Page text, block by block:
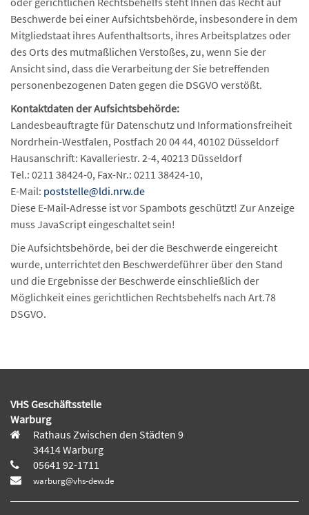
Beschwerde bei einer Aufsichtsbehörde, insbesondere in dem
Mitgliedstaat ihres Aufenthaltsorts, ihres Arbeitsplatzes oder
des Orts des mutmaßlichen Verstoßes, zu, wenn Sie der
Ansicht sind, dass die Verarbeitung der Sie betreffenden
personenbezogenen Daten gegen die DSGVO verstößt.
Kontaktdaten der Aufsichtsbehörde:
Landesbeauftragte für Datenschutz und Informationsfreiheit
Nordrhein-Westfalen, Postfach 20 04 44, 40102 Düsseldorf
Hausanschrift: Kavalleriestr. 2-4, 40213 Düsseldorf
Tel.: 0211 38424-0, Fax-Nr.: 0211 38424-10,
E-Mail: poststelle@ldi.nrw.de
Diese E-Mail-Adresse ist vor Spambots geschützt! Zur Anzeige
muss JavaScript eingeschaltet sein!
Die Aufsichtsbehörde, bei der die Beschwerde eingereicht
wurde, unterrichtet den Beschwerdeführer über den Stand
und die Ergebnisse der Beschwerde einschließlich der
Möglichkeit eines gerichtlichen Rechtsbehelfs nach Art.78
DSGVO.
VHS Geschäftsstelle
Warburg
Rathaus Zwischen den Städten 9
34414 Warburg
05641 92-1711
warburg@vhs-dew.de